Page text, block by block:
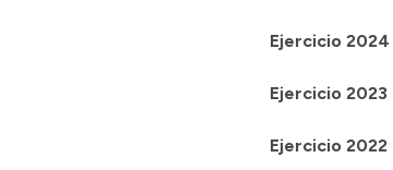
Ejercicio 2024
Ejercicio 2023
Ejercicio 2022